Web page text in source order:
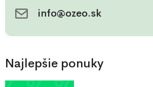
info@ozeo.sk
Najlepšie ponuky